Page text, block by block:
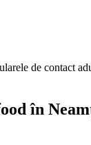
de contact
în